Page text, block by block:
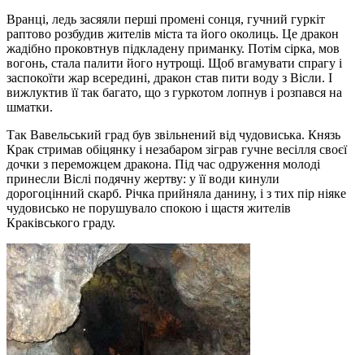
Вранці, ледь засяяли перші промені сонця, гучний гуркіт
раптово розбудив жителів міста та його околиць. Це дракон
жадібно проковтнув підкладену приманку. Потім сірка, мов
вогонь, стала палити його нутрощі. Щоб вгамувати спрагу і
заспокоїти жар всередині, дракон став пити воду з Вісли. І
вижлуктив її так багато, що з гуркотом лопнув і розпався на
шматки.
Так Вавельський град був звільнений від чудовиська. Князь
Крак стримав обіцянку і незабаром зіграв гучне весілля своєї
дочки з переможцем дракона. Під час одруження молоді
принесли Віслі подячну жертву: у її води кинули
дорогоцінний скарб. Річка прийняла данину, і з тих пір ніяке
чудовисько не порушувало спокою і щастя жителів
Краківського граду.